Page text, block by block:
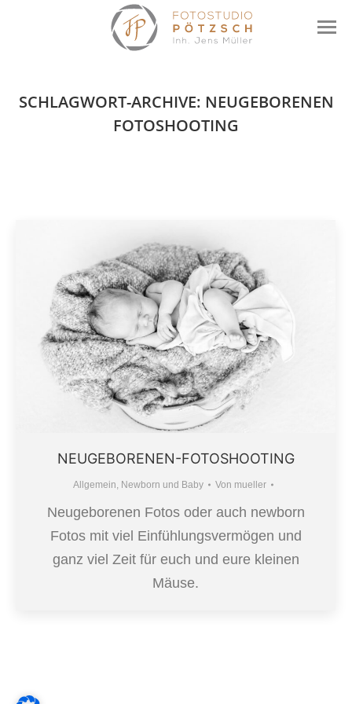
SCHLAGWORT-ARCHIVE: NEUGEBORENEN
FOTOSHOOTING
NEUGEBORENEN-FOTOSHOOTING
Allgemein, Newborn und Baby Von mueller
Neugeborenen Fotos oder auch newborn
Fotos mit viel Einfühlungsvermögen und
ganz viel Zeit für euch und eure kleinen
Mäuse.